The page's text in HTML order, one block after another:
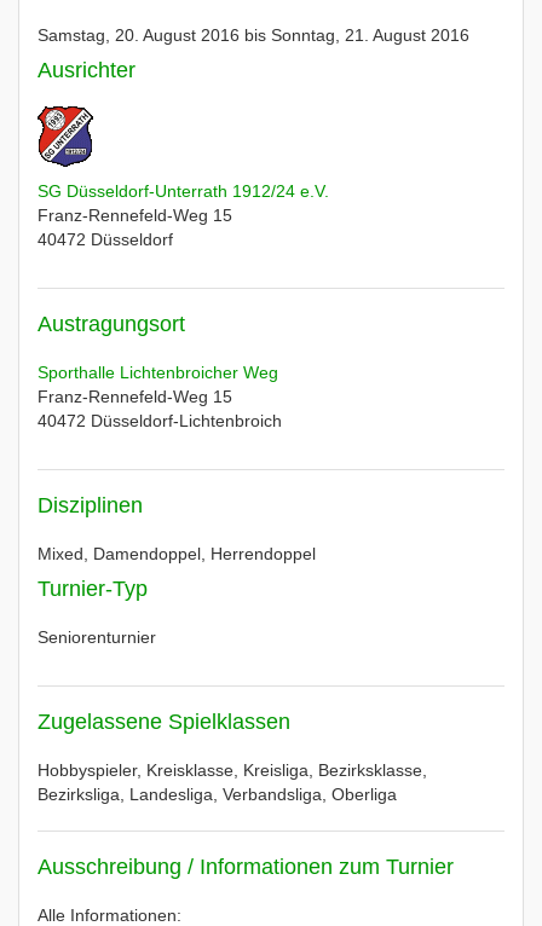
Samstag, 20. August 2016 bis Sonntag, 21. August 2016
Ausrichter
SG Düsseldorf-Unterrath 1912/24 e.V.
Franz-Rennefeld-Weg 15
40472 Düsseldorf
Austragungsort
Sporthalle Lichtenbroicher Weg
Franz-Rennefeld-Weg 15
40472 Düsseldorf-Lichtenbroich
Disziplinen
Mixed, Damendoppel, Herrendoppel
Turnier-Typ
Seniorenturnier
Zugelassene Spielklassen
Hobbyspieler, Kreisklasse, Kreisliga, Bezirksklasse,
Bezirksliga, Landesliga, Verbandsliga, Oberliga
Ausschreibung / Informationen zum Turnier
Alle Informationen: